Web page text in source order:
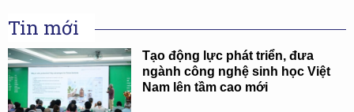
Tin mới
Tạo động lực phát triển, đưa
ngành công nghệ sinh học Việt
Nam lên tầm cao mới